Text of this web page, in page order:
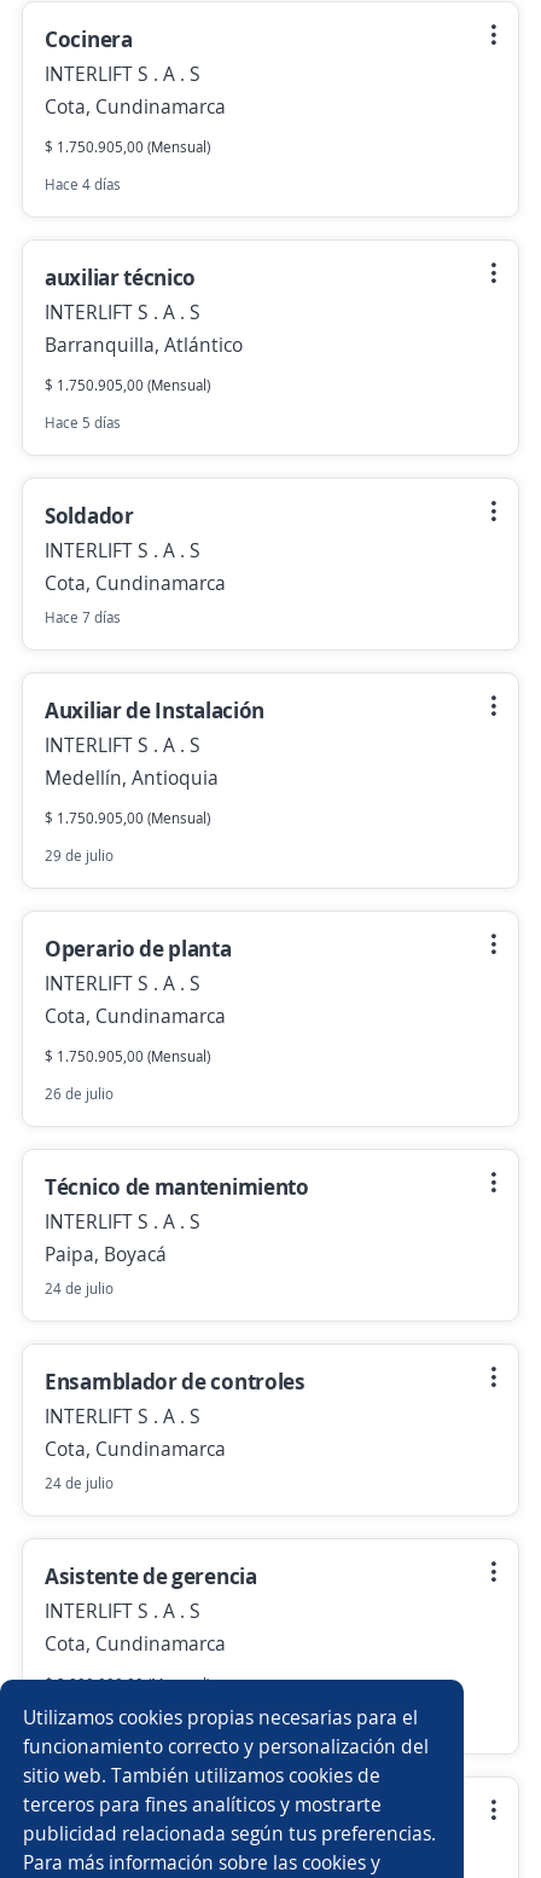
Utilizamos cookies propias necesarias para el
funcionamiento correcto y personalización del
sitio web. También utilizamos cookies de
terceros para fines analíticos y mostrarte
publicidad relacionada según tus preferencias.
Para más información sobre las cookies y
Cocinera
INTERLIFT S . A . S
Cota, Cundinamarca
$ 1.750.905,00 (Mensual)
Hace 4 días
auxiliar técnico
INTERLIFT S . A . S
Barranquilla, Atlántico
$ 1.750.905,00 (Mensual)
Hace 5 días
Soldador
INTERLIFT S . A . S
Cota, Cundinamarca
Hace 7 días
Auxiliar de Instalación
INTERLIFT S . A . S
Medellín, Antioquia
$ 1.750.905,00 (Mensual)
29 de julio
Operario de planta
INTERLIFT S . A . S
Cota, Cundinamarca
$ 1.750.905,00 (Mensual)
26 de julio
Técnico de mantenimiento
INTERLIFT S . A . S
Paipa, Boyacá
24 de julio
Ensamblador de controles
INTERLIFT S . A . S
Cota, Cundinamarca
24 de julio
Asistente de gerencia
INTERLIFT S . A . S
Cota, Cundinamarca
$ 2.000.000,00 (Mensual)
24 de julio
Técnico de mantenimiento
INTERLIFT S . A . S